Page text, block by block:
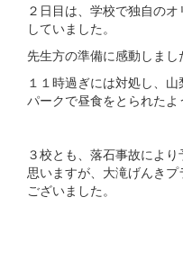
２日目は、学校で独自の
していました。
先生方の準備に感動しまし
１１時過ぎには対処し、
パークで昼食をとられたよ
３校とも、落石事故によ
思いますが、大滝げんき
ございました。